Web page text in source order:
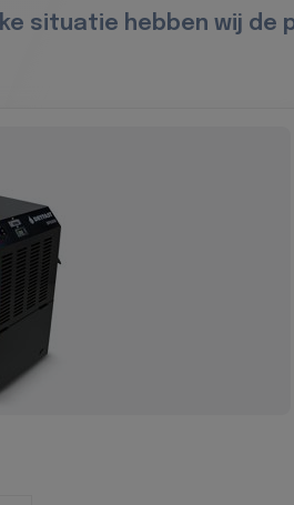
situatie hebben wij